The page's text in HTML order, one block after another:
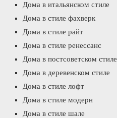
Дома в итальянском стиле
Дома в стиле фахверк
Дома в стиле райт
Дома в стиле ренессанс
Дома в постсоветском стиле
Дома в деревенском стиле
Дома в стиле лофт
Дома в стиле модерн
Дома в стиле шале